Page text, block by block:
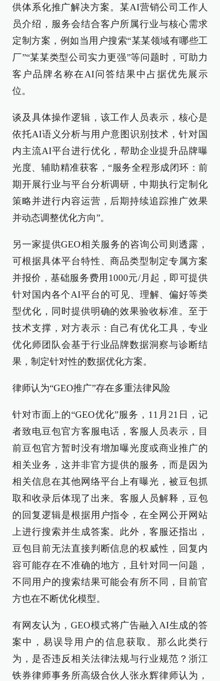
供体系化推广解决方案。某AI营销公司工作人
员介绍，服务会结合客户所属行业与核心需求
定制方案，例如当用户搜索“某某领域有哪些工
厂”“某某类型公司实力更强”等问题时，可助力
客户品牌名称在AI问答结果中占据优先展示
位。
谈及具体操作逻辑，该工作人员表示，核心是
依托AI语义分析与用户意图识别技术，针对国
内主流AI平台进行优化，帮助企业提升品牌曝
光度、辅助精准获客，“服务全程形成闭环：前
期开展行业与平台分析调研，中期执行定制化
策略并进行内容运营，后期持续追踪推广效果
并动态调整优化方向”。
另一家提供GEO相关服务的咨询公司则透露，
可根据具体平台特性、商品类型制定专属方案
并报价，基础服务费用1000元/月起，即可提供
针对国内各个AI平台的可见、理解、偏好等类
型优化，同时提供明确的效果验收标准。至于
技术支撑，对方表示：自己有优化工具，专业
优化师团队会基于行业品牌数据洞察与诊断结
果，制定针对性的数据优化方案。
律师认为“GEO推广”存在多重法律风险
针对市面上的“GEO优化”服务，11月21日，记
者致电豆包官方客服电话，客服人员表示，目
前豆包官方暂时没有增加曝光度或商业推广的
相关业务，这并非官方提供的服务，而是因为
相关信息在其他网络平台上有曝光，被豆包抓
取和收录后体现了出来。客服人员解释，豆包
的回复逻辑是根据用户指令，在全网公开网站
上进行搜索并生成答案。此外，客服还指出，
豆包目前无法直接判断信息的权威性，回复内
容可能存在不准确的地方，且针对同一问题，
不同用户的搜索结果可能会有所不同，目前官
方也在不断优化模型。
有网友认为，GEO模式将广告融入AI生成的答
案中，易误导用户的信息获取。那么此类行
为，是否违反相关法律法规与行业规范？浙江
铁券律师事务所高级合伙人张永辉律师认为，